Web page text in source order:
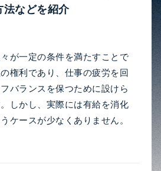
法などを紹介
が一定の条件を満たすことで
権利であり、仕事の疲労を回
バランスを保つために設けら
しかし、実際には有給を消化
ケースが少なくありません。